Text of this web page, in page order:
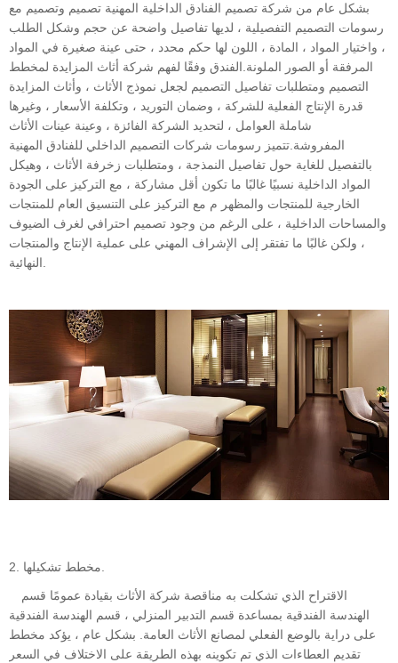
بشكل عام من شركة تصميم الفنادق الداخلية المهنية تصميم وتصميم مع
رسومات التصميم التفصيلية ، لديها تفاصيل واضحة عن حجم وشكل الطلب
، واختيار المواد ، المادة ، اللون لها حكم محدد ، حتى عينة صغيرة في المواد
المرفقة أو الصور الملونة.الفندق وفقًا لفهم شركة أثاث المزايدة لمخطط
التصميم ومتطلبات تفاصيل التصميم لجعل نموذج الأثاث ، وأثاث المزايدة
قدرة الإنتاج الفعلية للشركة ، وضمان التوريد ، وتكلفة الأسعار ، وغيرها
شاملة العوامل ، لتحديد الشركة الفائزة ، وعينة عينات الأثاث
المفروشة.تتميز رسومات شركات التصميم الداخلي للفنادق المهنية
بالتفصيل للغاية حول تفاصيل النمذجة ، ومتطلبات زخرفة الأثاث ، وهيكل
المواد الداخلية نسبيًا غالبًا ما تكون أقل مشاركة ، مع التركيز على الجودة
الخارجية للمنتجات والمظهر م مع التركيز على التنسيق العام للمنتجات
والمساحات الداخلية ، على الرغم من وجود تصميم احترافي لغرف الضيوف
، ولكن غالبًا ما تفتقر إلى الإشراف المهني على عملية الإنتاج والمنتجات
الهندسة الفندقية بمساعدة قسم التدبير المنزلي ، قسم الهندسة الفندقية
على دراية بالوضع الفعلي لمصانع الأثاث العامة. بشكل عام ، يؤكد مخطط
تقديم العطاءات الذي تم تكوينه بهذه الطريقة على الاختلاف في السعر